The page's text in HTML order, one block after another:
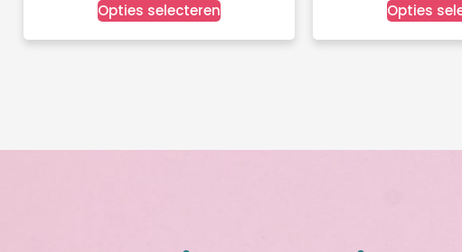
Opties selecteren Opties